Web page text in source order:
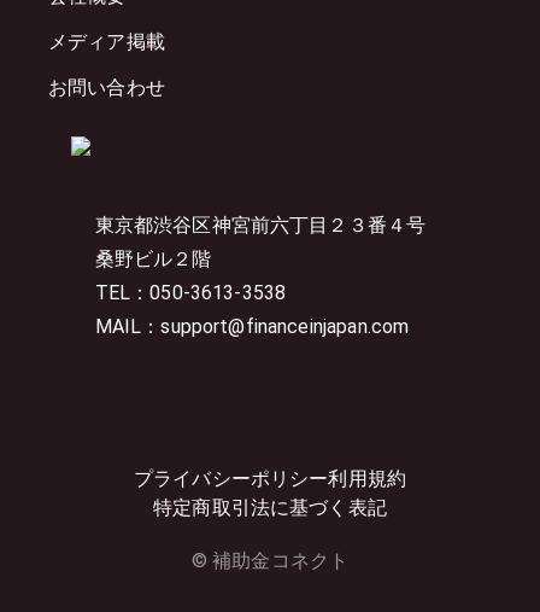
東京都渋谷区神宮前六丁目２３番４号
桑野ビル２階
TEL：050-3613-3538
MAIL：support@financeinjapan.com
プライバシーポリシー利用規約
特定商取引法に基づく表記
© 補助金コネクト
メディア掲載
お問い合わせ